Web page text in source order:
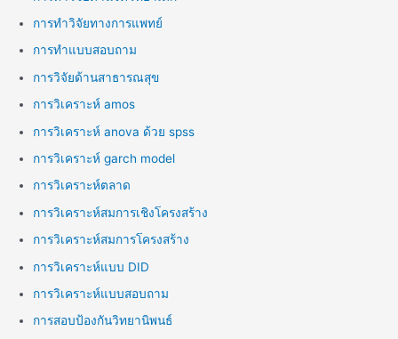
การทำวิจัยทางการแพทย์
การทำแบบสอบถาม
การวิจัยด้านสาธารณสุข
การวิเคราะห์ amos
การวิเคราะห์ anova ด้วย spss
การวิเคราะห์ garch model
การวิเคราะห์ตลาด
การวิเคราะห์สมการเชิงโครงสร้าง
การวิเคราะห์สมการโครงสร้าง
การวิเคราะห์แบบ DID
การวิเคราะห์แบบสอบถาม
การสอบป้องกันวิทยานิพนธ์